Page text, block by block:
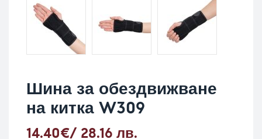
Шина за обездвижване
на китка W309
14.40€/ 28.16 лв.